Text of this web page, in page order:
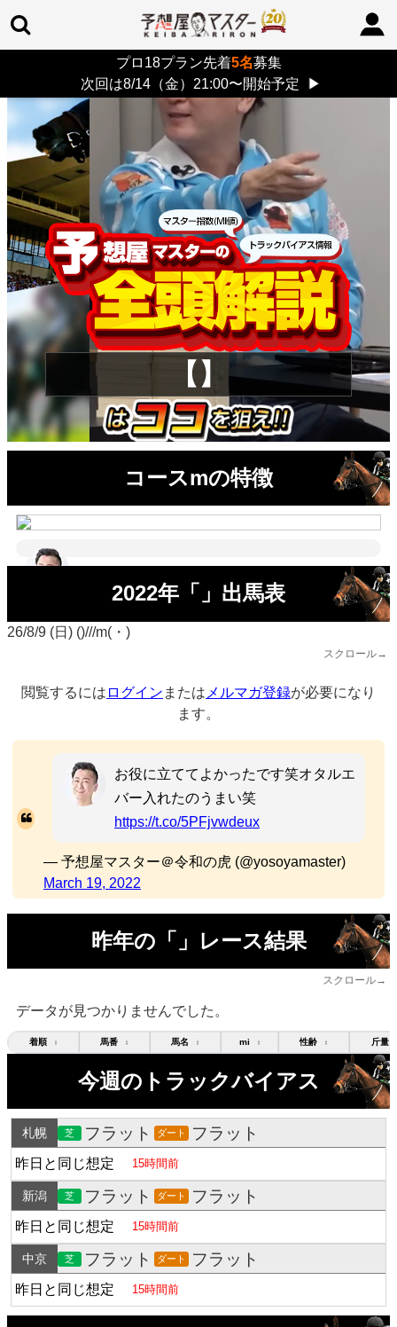
プロ18プラン先着5名募集
次回は8/14（金）21:00〜開始予定
▶
> 26/8/9 (日)
【】
コースmの特徴
2022年「」出馬表
26/8/9 (日) ()///m(・)
スクロール→
閲覧するには ログイン または メルマガ登録が必要になり
ます。
お役に立ててよかったです笑オタルエ
バー入れたのうまい笑
https://t.co/5PFjvwdeux
— 予想屋マスター＠令和の虎 (@yosoyamaster)
March 19, 2022
昨年の「」レース結果
スクロール→
データが見つかりませんでした。
着順 ↕ 馬番 ↕ 馬名 ↕ mi ↕ 性齢 ↕ 斤量
今週のトラックバイアス
札幌 芝 フラット ダート フラット
昨日と同じ想定 15時間前
新潟 芝 フラット ダート フラット
昨日と同じ想定 15時間前
中京 芝 フラット ダート フラット
昨日と同じ想定 15時間前